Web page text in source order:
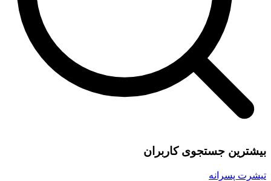
بیشترین جستجوی کاربران
تیشرت پسرانه